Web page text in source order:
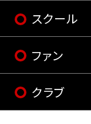
スクール
ファン
クラブ